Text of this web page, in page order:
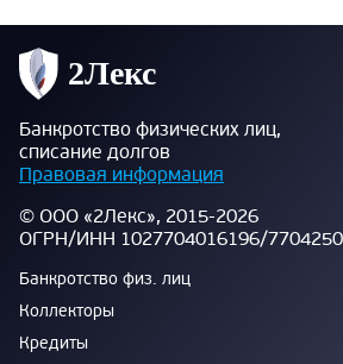
Банкротство физических лиц,
списание долгов
Правовая информация
© ООО «2Лекс», 2015-2026
ОГРН/ИНН 1027704016196/
Банкротство физ. лиц
Коллекторы
Кредиты